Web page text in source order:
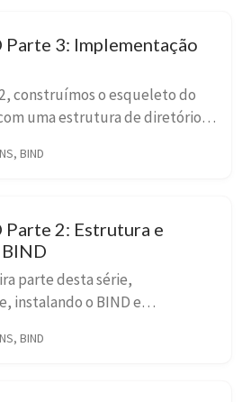
Parte 3: Implementação
construímos o esqueleto do
uma estrutura de diretórios
o com ...
BIND
Parte 2: Estrutura e
parte desta série,
instalando o BIND e
e construir uma configuração
BIND